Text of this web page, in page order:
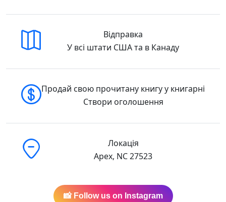
Відправка
У всі штати США та в Канаду
Продай свою прочитану книгу у книгарні
Створи оголошення
Локація
Apex, NC 27523
📸 Follow us on Instagram